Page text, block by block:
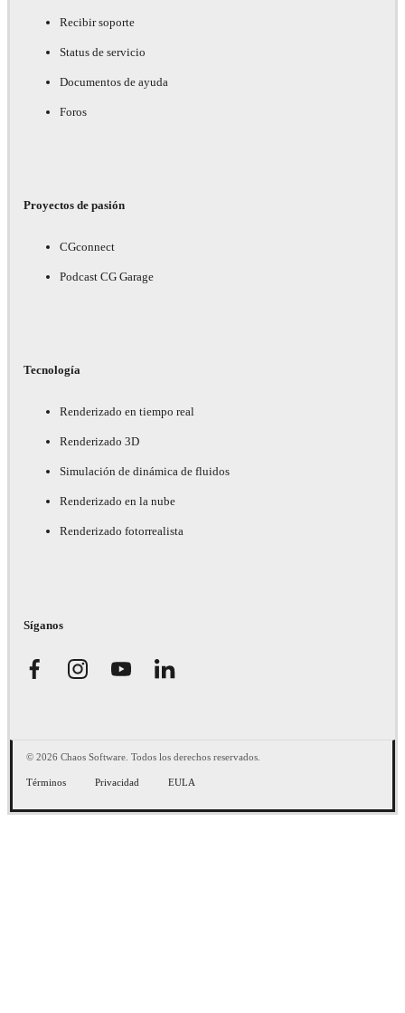
Recibir soporte
Status de servicio
Documentos de ayuda
Foros
Proyectos de pasión
CGconnect
Podcast CG Garage
Tecnología
Renderizado en tiempo real
Renderizado 3D
Simulación de dinámica de fluidos
Renderizado en la nube
Renderizado fotorrealista
Síganos
© 2026 Chaos Software. Todos los derechos reservados.
Términos Privacidad EULA